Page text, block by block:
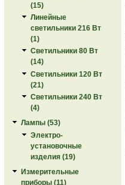
(15)
Линейные
светильники 216 Вт
(1)
Светильники 80 Вт
(14)
Светильники 120 Вт
(21)
Светильники 240 Вт
(4)
Лампы (53)
Электро-
установочные
изделия (19)
Измерительные
приборы (11)